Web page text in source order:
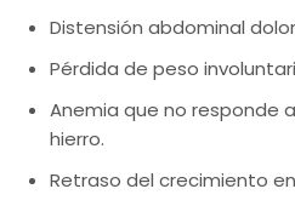
Distensión abdominal
Pérdida de peso
Anemia que no responde
hierro.
Retraso del crecimiento